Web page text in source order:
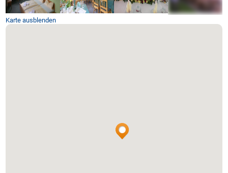
Karte ausblenden